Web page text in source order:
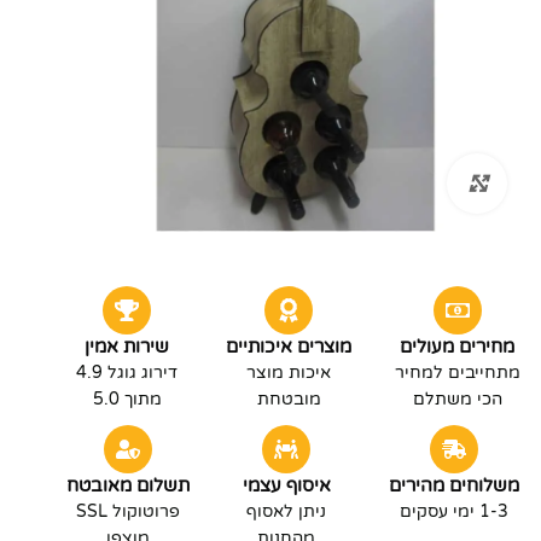
לחץ להגדלה
מחירים מעולים
מתחייבים למחיר
הכי משתלם
מוצרים איכותיים
איכות מוצר
מובטחת
שירות אמין
דירוג גוגל 4.9
מתוך 5.0
משלוחים מהירים
1-3 ימי עסקים
איסוף עצמי
ניתן לאסוף
תשלום מאובטח
פרוטוקול SSL